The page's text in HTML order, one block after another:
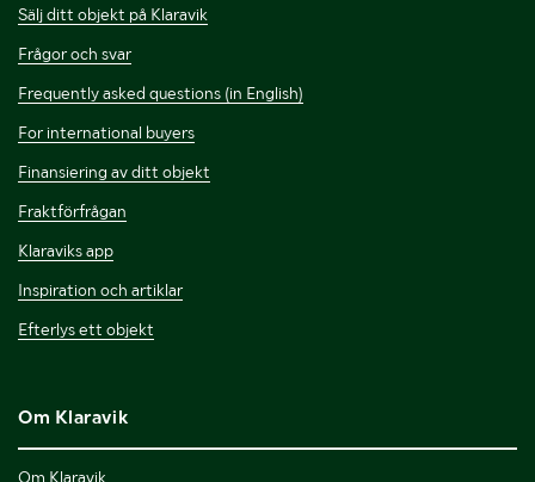
Sälj ditt objekt på Klaravik
Frågor och svar
Frequently asked questions (in English)
For international buyers
Finansiering av ditt objekt
Fraktförfrågan
Klaraviks app
Inspiration och artiklar
Efterlys ett objekt
Om Klaravik
Om Klaravik